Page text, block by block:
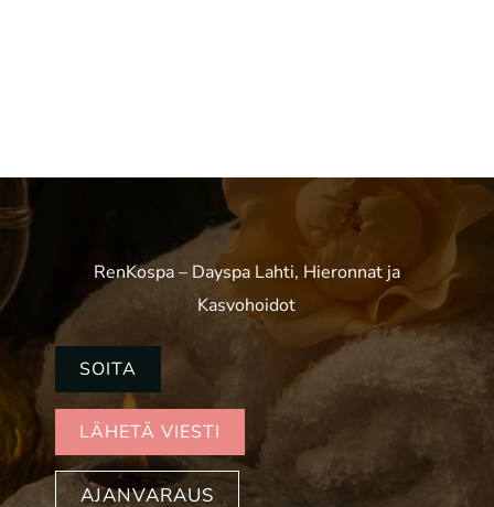
RenKospa – Dayspa Lahti, Hieronnat ja
Kasvohoidot
SOITA
LÄHETÄ VIESTI
AJANVARAUS